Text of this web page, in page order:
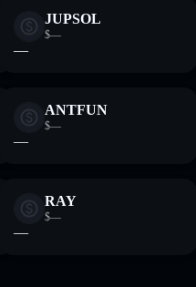
JUPSOL
$—
—
ANTFUN
$—
—
RAY
$—
—